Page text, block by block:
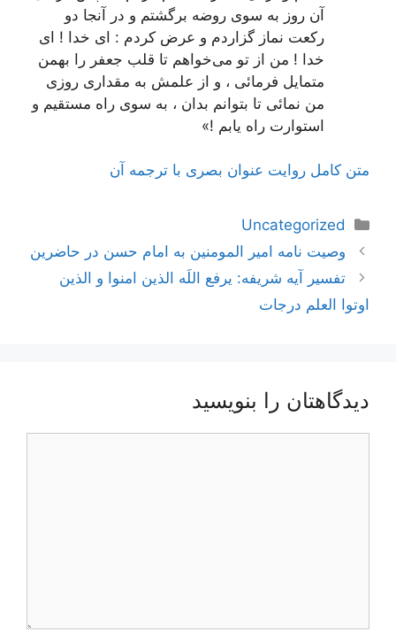
آن روز به سوی روضه برگشتم و در آنجا دو
رکعت نماز گزاردم و عرض کردم : ای خدا ! ای
خدا ! من از تو می‌خواهم تا قلب جعفر را بهمن
متمایل فرمائی ، و از علمش به مقداری روزی
من نمائی تا بتوانم بدان ، به سوی راه مستقیم و
استوارت راه یابم !»
متن کامل روایت عنوان بصری با ترجمه آن
دسته‌ها
Uncategorized
ناوبری
نوشته‌ها
وصیت نامه امیر المومنین به امام حسن در حاضرین
تفسیر آیه شریفه: یرفع اللَه الذین امنوا و الذین
اوتوا العلم درجات
دیدگاهتان را بنویسید